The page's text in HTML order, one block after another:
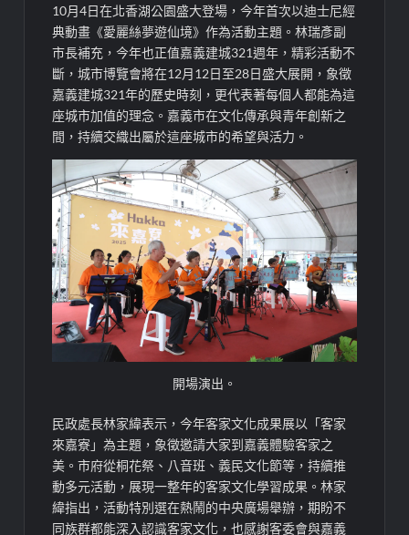
10月4日在北香湖公園盛大登場，今年首次以迪士尼經
典動畫《愛麗絲夢遊仙境》作為活動主題。林瑞彥副
市長補充，今年也正值嘉義建城321週年，精彩活動不
斷，城市博覽會將在12月12日至28日盛大展開，象徵
嘉義建城321年的歷史時刻，更代表著每個人都能為這
座城市加值的理念。嘉義市在文化傳承與青年創新之
間，持續交織出屬於這座城市的希望與活力。
開場演出。
民政處長林家緯表示，今年客家文化成果展以「客家
來嘉寮」為主題，象徵邀請大家到嘉義體驗客家之
美。市府從桐花祭、八音班、義民文化節等，持續推
動多元活動，展現一整年的客家文化學習成果。林家
緯指出，活動特別選在熱鬧的中央廣場舉辦，期盼不
同族群都能深入認識客家文化，也感謝客委會與嘉義